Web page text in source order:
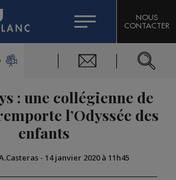
CHRONIQUES DE L'EXPERT
CITIZEN MACHINERY
MASSIF DOMAINES SKIABLES
BIGARD
DU MONT-BLANC
NOUS
CONTACTER
: une collégienne de
l’Odyssée des
enfants
- 14 janvier 2020 à 11h45